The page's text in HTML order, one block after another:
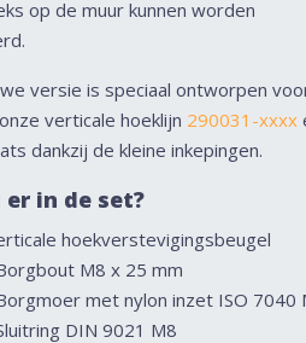
op de muur kunnen worden
versie is speciaal ontworpen
verticale hoeklijn 290031-xxxx
dankzij de kleine inkepingen.
in de set?
hoekverstevigingsbeugel
M8 x 25 mm
met nylon inzet ISO 7040
DIN 9021 M8